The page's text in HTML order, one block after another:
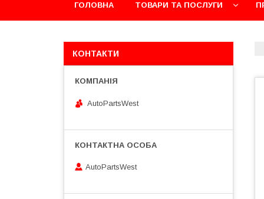
ГОЛОВНА ТОВАРИ ТА ПОСЛУГИ
КОНТАКТИ
AutoPartsWest
AutoPartsWest